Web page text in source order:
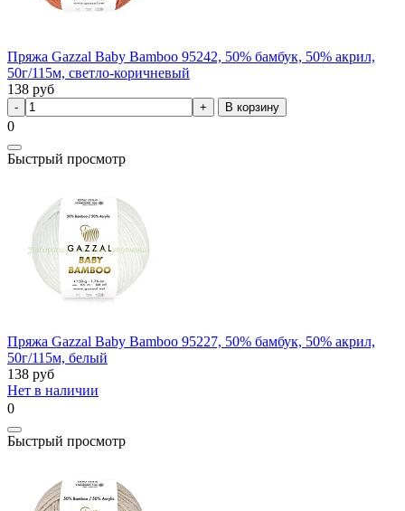
Пряжа Gazzal Baby Bamboo 95242, 50% бамбук, 50% акрил,
50г/115м, светло-коричневый
138 руб
В корзину
0
Быстрый просмотр
Пряжа Gazzal Baby Bamboo 95227, 50% бамбук, 50% акрил,
50г/115м, белый
138 руб
Нет в наличии
0
Быстрый просмотр